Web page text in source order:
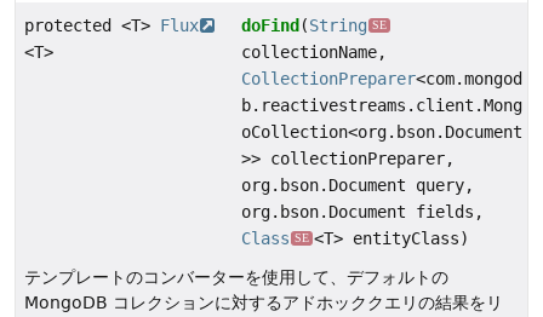
protected <T> Flux
<T>
doFind (String SE
collectionName,
CollectionPreparer<com.mongod
b.reactivestreams.client.Mong
oCollection<org.bson.Document
>> collectionPreparer,
org.bson.Document query,
org.bson.Document fields,
Class SE <T> entityClass)
テンプレートのコンバーターを使用して、デフォルトの
MongoDB コレクションに対するアドホッククエリの結果をリ